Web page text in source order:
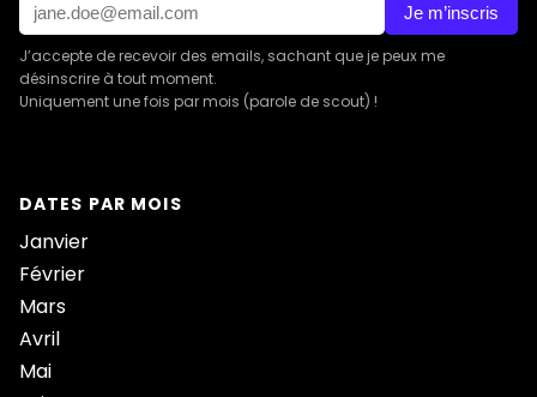
Je m’inscris
J’accepte de recevoir des emails, sachant que je peux me
désinscrire à tout moment.
Uniquement une fois par mois (parole de scout) !
DATES PAR MOIS
Janvier
Février
Mars
Avril
Mai